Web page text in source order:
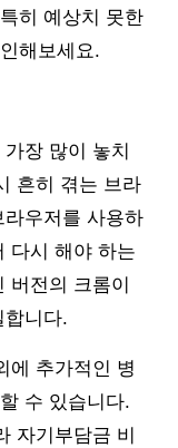
히 예상치 못한
해보세요.
장 많이 놓치
흔히 겪는 브라
우저를 사용하
다시 해야 하는
전의 크롬이
합니다.
에 추가적인 병
수 있습니다.
자기부담금 비